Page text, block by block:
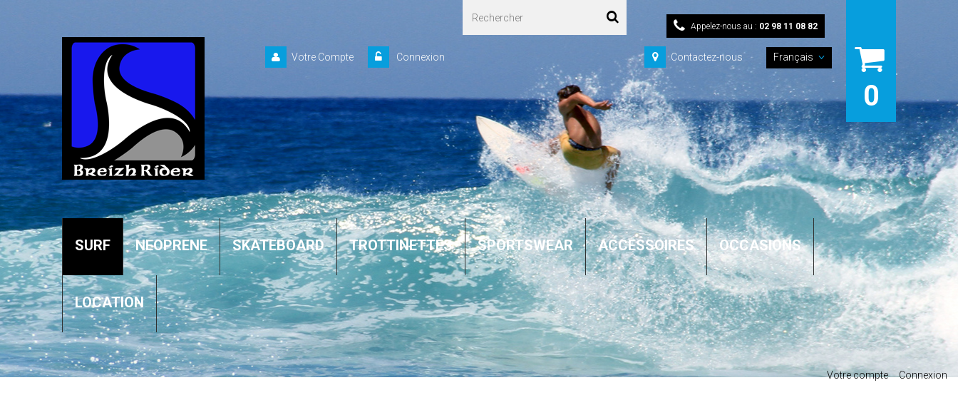
0
Français
Contactez-nous
Appelez-nous au : 02 98 11 08 82
Connexion
Votre Compte
SURF NEOPRENE SKATEBOARD TROTTINETTES SPORTSWEAR ACCESSOIRES OCCASIONS
LOCATION
Votre compte Connexion